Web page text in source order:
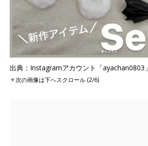
出典：Instagramアカウント「ayachan0803」
▼次の画像は下へスクロール (2/6)